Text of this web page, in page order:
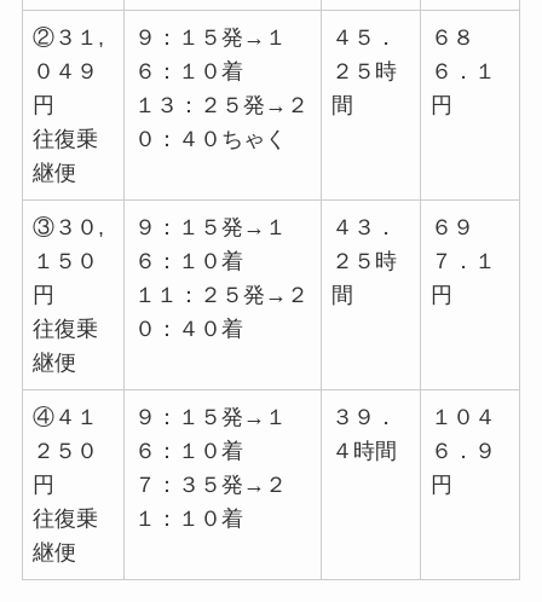
②３１,
０４９
円
往復乗
継便
９：１５発→１
６：１０着
１３：２５発→２
０：４０ちゃく
４５．
２５時
間
６８
６．１
円
③３０,
１５０
円
往復乗
継便
９：１５発→１
６：１０着
１１：２５発→２
０：４０着
４３．
２５時
間
６９
７．１
円
④４１
２５０
円
往復乗
継便
９：１５発→１
６：１０着
７：３５発→２
１：１０着
３９．
４時間
１０４
６．９
円